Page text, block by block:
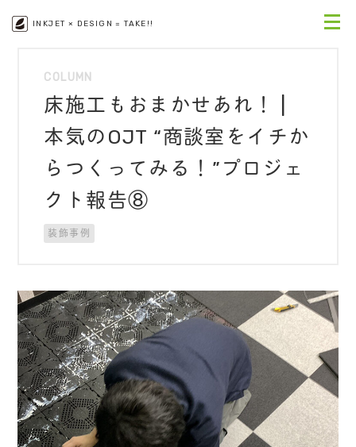
INKJET × DESIGN = TAKE!!
COLUMN
床施工もおまかせあれ！ |
本気のOJT “商談室をイチか
らつくってみる！”プロジェ
クト報告⑧
装飾事例